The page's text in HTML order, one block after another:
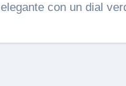
elegante con un dial